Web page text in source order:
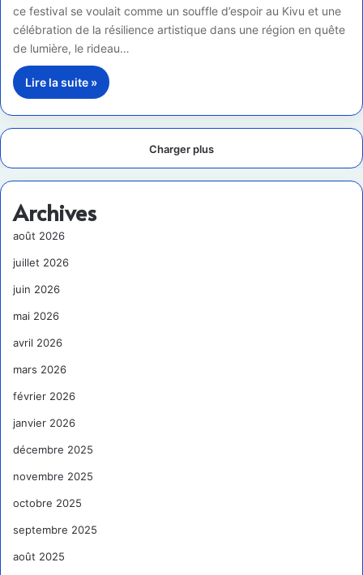
ce festival se voulait comme un souffle d’espoir au Kivu et une
célébration de la résilience artistique dans une région en quête
de lumière, le rideau…
Lire la suite »
Charger plus
Archives
août 2026
juillet 2026
juin 2026
mai 2026
avril 2026
mars 2026
février 2026
janvier 2026
décembre 2025
novembre 2025
octobre 2025
septembre 2025
août 2025